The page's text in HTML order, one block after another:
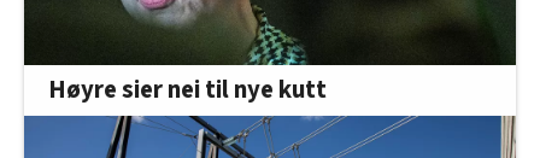
Høyre sier nei til nye kutt